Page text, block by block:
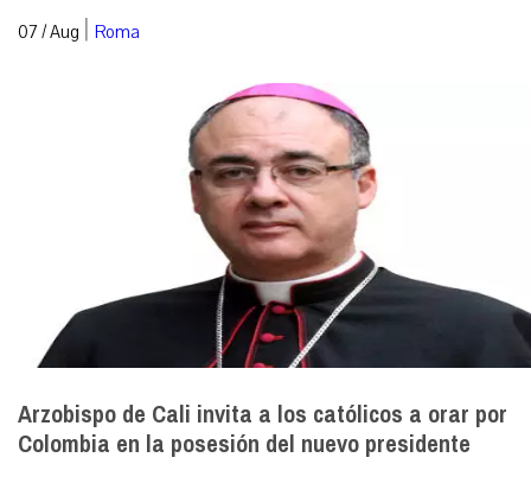
07 / Aug | Roma
Arzobispo de Cali invita a los católicos a orar por
Colombia en la posesión del nuevo presidente